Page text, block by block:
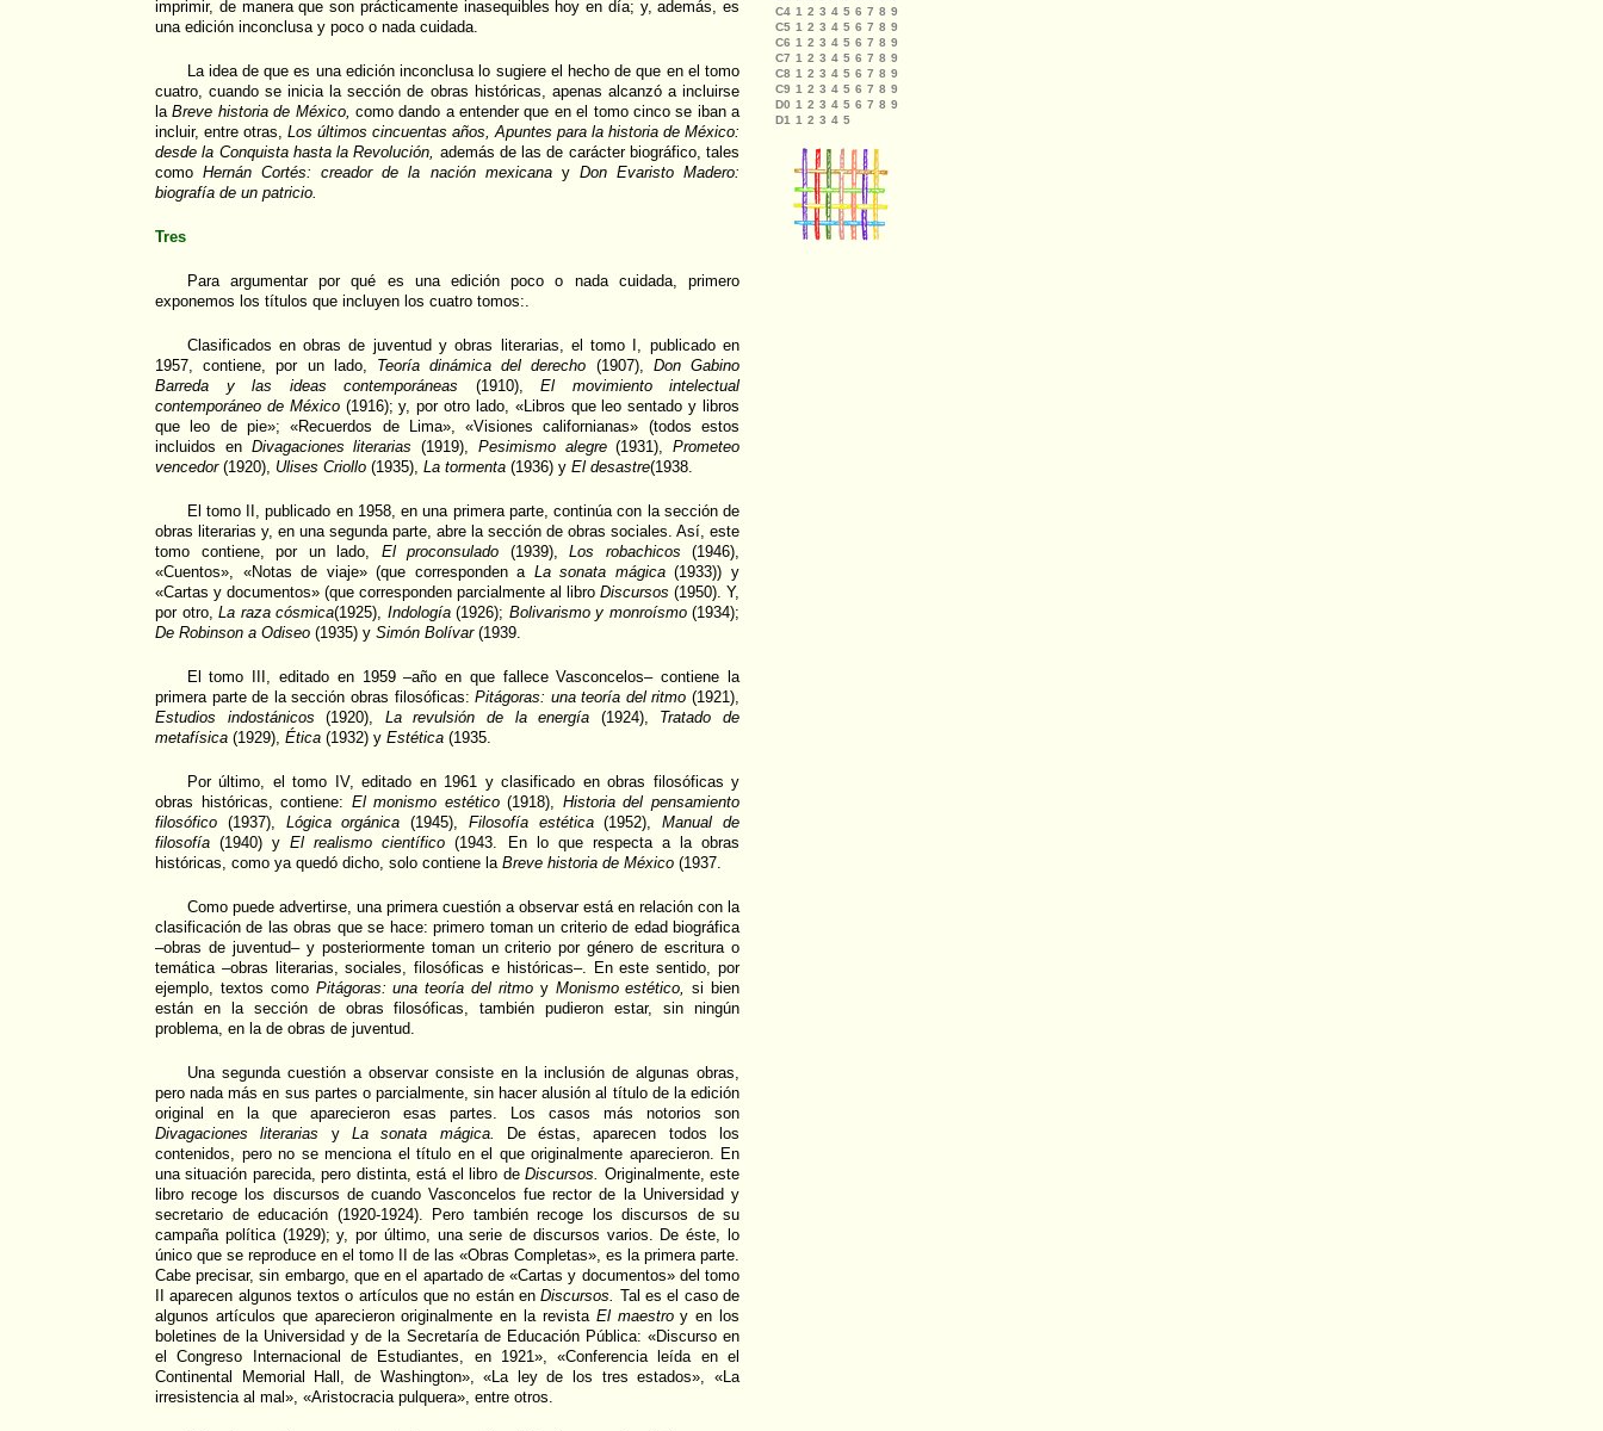
imprimir, de manera que son prácticamente inasequibles hoy en día; y, además, es
una edición inconclusa y poco o nada cuidada.
La idea de que es una edición inconclusa lo sugiere el hecho de que en el tomo
cuatro, cuando se inicia la sección de obras históricas, apenas alcanzó a incluirse
laBreve historia de México, como dando a entender que en el tomo cinco se iban a
incluir, entre otras, Los últimos cincuentas años, Apuntes para la historia de México:
desde la Conquista hasta la Revolución, además de las de carácter biográfico, tales
comoHernán Cortés: creador de la nación mexicanay Don Evaristo Madero:
biografía de un patricio.
Tres
Para argumentar por qué es una edición poco o nada cuidada, primero
exponemos los títulos que incluyen los cuatro tomos:.
Clasificados en obras de juventud y obras literarias, el tomo I, publicado en
1957, contiene, por un lado, Teoría dinámica del derecho (1907), Don Gabino
Barreda y las ideas contemporáneas (1910), El movimiento intelectual
contemporáneo de México(1916); y, por otro lado, «Libros que leo sentado y libros
que leo de pie»; «Recuerdos de Lima», «Visiones californianas» (todos estos
incluidos en Divagaciones literarias (1919), Pesimismo alegre(1931), Prometeo
vencedor(1920), Ulises Criollo (1935), La tormenta (1936) y El desastre(1938.
El tomo II, publicado en 1958, en una primera parte, continúa con la sección de
obras literarias y, en una segunda parte, abre la sección de obras sociales. Así, este
tomo contiene, por un lado, El proconsulado (1939), Los robachicos (1946),
«Cuentos», «Notas de viaje» (que corresponden a La sonata mágica(1933)) y
«Cartas y documentos» (que corresponden parcialmente al libro Discursos (1950). Y,
por otro, La raza cósmica(1925), Indología(1926); Bolivarismo y monroísmo(1934);
De Robinson a Odiseo (1935) y Simón Bolívar(1939.
El tomo III, editado en 1959 –año en que fallece Vasconcelos– contiene la
primera parte de la sección obras filosóficas:Pitágoras: una teoría del ritmo (1921),
Estudios indostánicos (1920), La revulsión de la energía (1924), Tratado de
metafísica (1929), Ética (1932) y Estética (1935.
Por último, el tomo IV, editado en 1961 y clasificado en obras filosóficas y
obras históricas, contiene: El monismo estético(1918), Historia del pensamiento
filosófico (1937), Lógica orgánica (1945), Filosofía estética(1952),Manual de
filosofía (1940) yEl realismo científico (1943. En lo que respecta a la obras
históricas, como ya quedó dicho, solo contiene la Breve historia de México (1937.
Como puede advertirse, una primera cuestión a observar está en relación con la
clasificación de las obras que se hace: primero toman un criterio de edad biográfica
–obras de juventud– y posteriormente toman un criterio por género de escritura o
temática –obras literarias, sociales, filosóficas e históricas–. En este sentido, por
ejemplo, textos como Pitágoras: una teoría del ritmoy Monismo estético, si bien
están en la sección de obras filosóficas, también pudieron estar, sin ningún
problema, en la de obras de juventud.
Una segunda cuestión a observar consiste en la inclusión de algunas obras,
pero nada más en sus partes o parcialmente, sin hacer alusión al título de la edición
original en la que aparecieron esas partes. Los casos más notorios son
Divagaciones literarias y La sonata mágica.
De éstas, aparecen todos los
contenidos, pero no se menciona el título en el que originalmente aparecieron. En
una situación parecida, pero distinta, está el libro deDiscursos. Originalmente, este
libro recoge los discursos de cuando Vasconcelos fue rector de la Universidad y
secretario de educación (1920-1924). Pero también recoge los discursos de su
campaña política (1929); y, por último, una serie de discursos varios. De éste, lo
único que se reproduce en el tomo II de las «Obras Completas», es la primera parte.
Cabe precisar, sin embargo, que en el apartado de «Cartas y documentos» del tomo
II aparecen algunos textos o artículos que no están enDiscursos. Tal es el caso de
algunos artículos que aparecieron originalmente en la revista El maestroy en los
boletines de la Universidad y de la Secretaría de Educación Pública: «Discurso en
el Congreso Internacional de Estudiantes, en 1921», «Conferencia leída en el
Continental Memorial Hall, de Washington», «La ley de los tres estados», «La
irresistencia al mal», «Aristocracia pulquera», entre otros.